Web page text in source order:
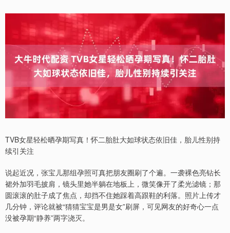
TVB女星轻松晒孕期写真！怀二胎肚大如球状态依旧佳，胎儿性别持
续引关注
说起近况，张宝儿那组孕照可真把朋友圈刷了个遍。一袭裸色亮钻长
裙外加羽毛披肩，镜头里她半躺在地板上，微笑像开了柔光滤镜；那
圆滚滚的肚子成了焦点，却挡不住她踩着高跟鞋的利落。照片上传才
几分钟，评论就被“猜猜宝宝是男是女”刷屏，可见网友的好奇心一点
没被孕期“静养”两字浇灭。